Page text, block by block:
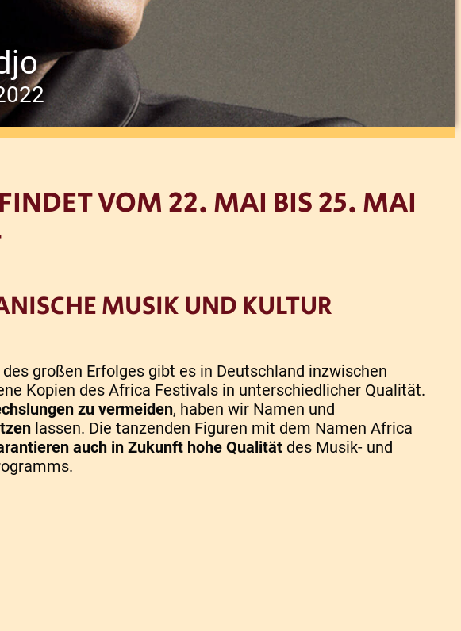
VOM 22. MAI BIS 25. MAI
MUSIK UND KULTUR
großen Erfolges gibt es in Deutschland inzwischen
Kopien des Africa Festivals in unterschiedlicher Qualität.
zu vermeiden, haben wir Namen und
lassen. Die tanzenden Figuren mit dem Namen Africa
auch in Zukunft hohe Qualität des Musik- und